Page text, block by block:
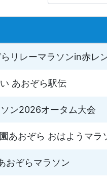
リレーマラソンin赤レ
あおぞら駅伝
ン2026オータム大会
あおぞら おはようマラ
おぞらマラソン